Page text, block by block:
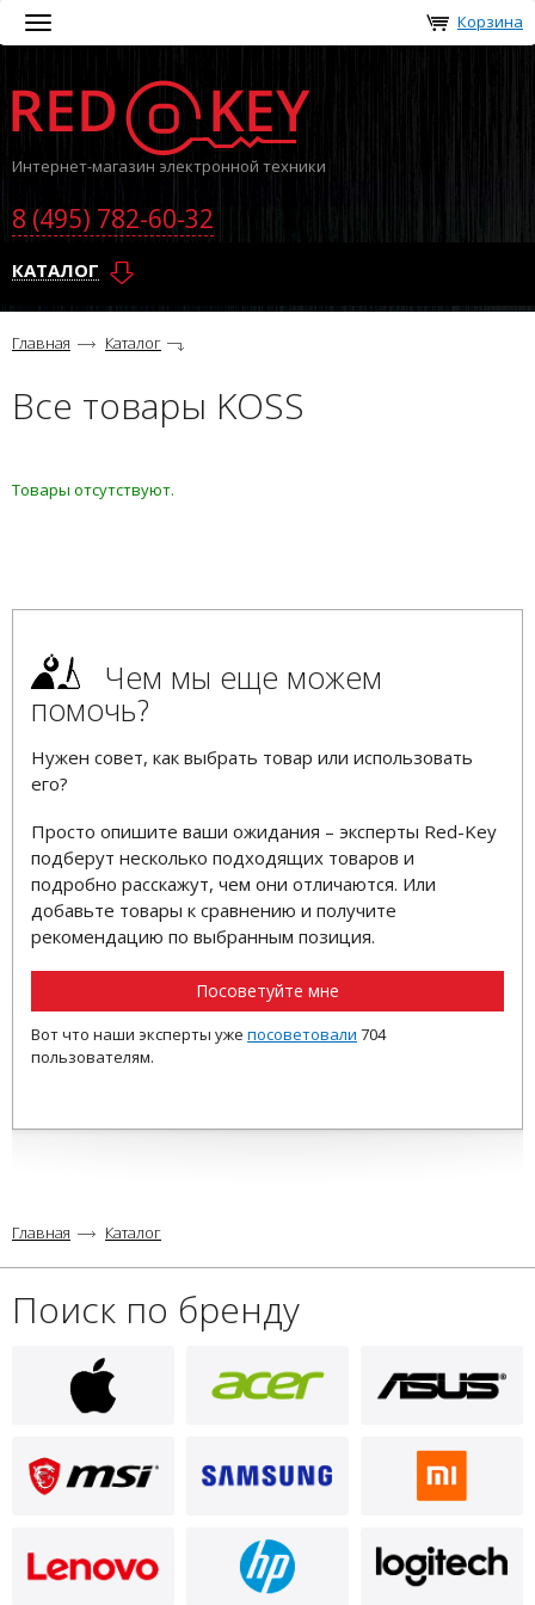
Toggle
navigation
Корзина
Интернет-магазин электронной техники
8 (495) 782-60-32
КАТАЛОГ
Главная Каталог
Все товары KOSS
Товары отсутствуют.
Чем мы еще можем
помочь?
Нужен совет, как выбрать товар или использовать
его?
Просто опишите ваши ожидания – эксперты Red-Key
подберут несколько подходящих товаров и
подробно расскажут, чем они отличаются. Или
добавьте товары к сравнению и получите
рекомендацию по выбранным позиция.
Посоветуйте мне
Вот что наши эксперты уже посоветовали 704
пользователям.
Главная Каталог
Поиск по бренду